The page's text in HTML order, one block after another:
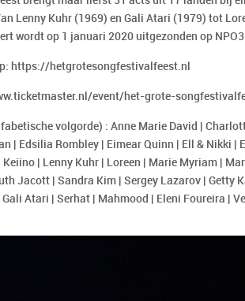
Lenny Kuhr (1969) en Gali Atari (1979) tot
wordt op 1 januari 2020 uitgezonden op NPO3
https://hetgrotesongfestivalfeest.nl
event/het-grote-
volgorde) : Anne Marie David |
| Edsilia Rombley | Eimear Quinn | Ell & Nikki |
Keiino | Lenny Kuhr | Loreen | Marie Myriam |
Jacott | Sandra Kim | Sergey Lazarov | Getty
Atari | Serhat | Mahmood | Eleni Foureira |